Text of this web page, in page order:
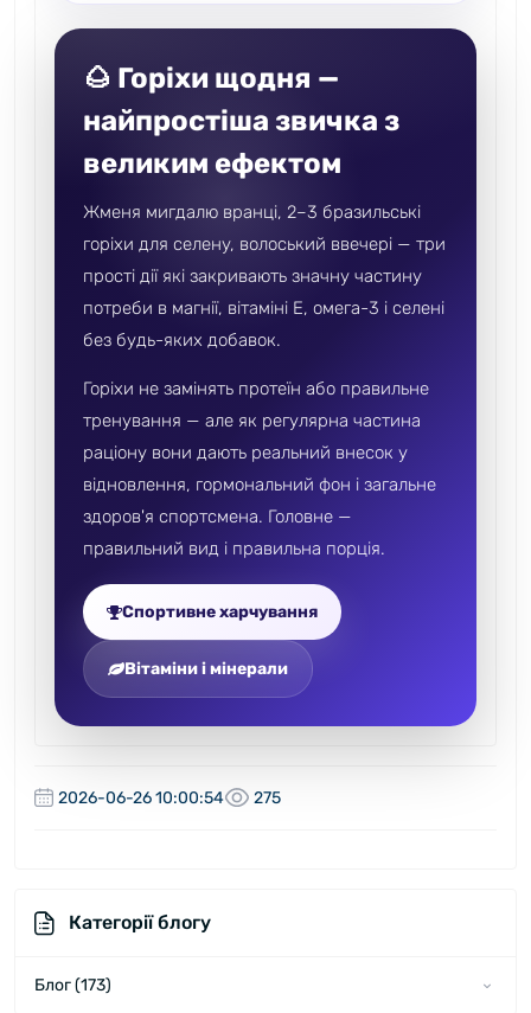
🌰 Горіхи щодня —
найпростіша звичка з
великим ефектом
Жменя мигдалю вранці, 2–3 бразильські
горіхи для селену, волоський ввечері — три
прості дії які закривають значну частину
потреби в магнії, вітаміні E, омега-3 і селені
без будь-яких добавок.
Горіхи не замінять протеїн або правильне
тренування — але як регулярна частина
раціону вони дають реальний внесок у
відновлення, гормональний фон і загальне
здоров'я спортсмена. Головне —
правильний вид і правильна порція.
Спортивне харчування
Вітаміни і мінерали
2026-06-26 10:00:54 275
Категорії блогу
Блог (173)